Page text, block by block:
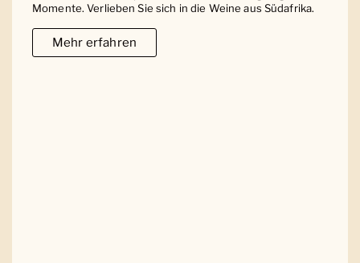
Momente. Verlieben Sie sich in die Weine aus Südafrika.
Mehr erfahren